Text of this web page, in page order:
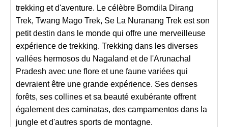
trekking et d'aventure. Le célèbre Bomdila Dirang
Trek, Twang Mago Trek, Se La Nuranang Trek est son
petit destin dans le monde qui offre une merveilleuse
expérience de trekking. Trekking dans les diverses
vallées hermosos du Nagaland et de l'Arunachal
Pradesh avec une flore et une faune variées qui
devraient être une grande expérience. Ses denses
forêts, ses collines et sa beauté exubérante offrent
également des caminatas, des campamentos dans la
jungle et d'autres sports de montagne.